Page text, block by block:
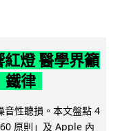
燈 醫學界籲
鐵律
音性聽損。本文盤點 4
原則」及 Apple 內